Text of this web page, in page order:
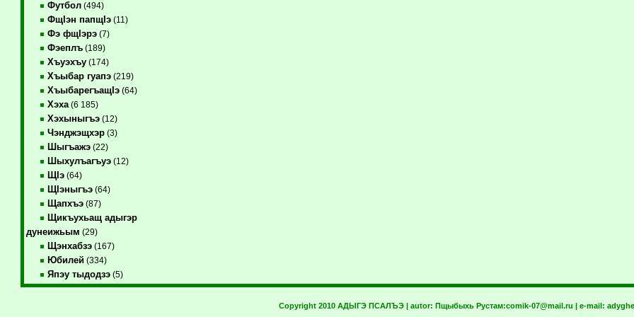
Футбол(494)
ФщIэн папщIэ(11)
Фэ фщIэрэ(7)
Фэеплъ(189)
Хъуэхъу(174)
Хъыбар гуапэ(219)
ХъыбарегъащIэ(64)
Хэха(6 185)
Хэхыныгъэ(12)
Чэнджэщхэр(3)
Шыгъажэ(22)
Шыхулъагъуэ(12)
ЩIэ(64)
ЩIэныгъэ(64)
Щапхъэ(87)
Щикъухьащ адыгэр
дунеижьым (29)
Щэнхабзэ(167)
Юбилей(334)
Япэу тыдодзэ(5)
Copyright 2010 АДЫГЭ ПСАЛЪЭ | autor: Пщыбыхь Рустам:comik-07@mail.ru | e-mail: